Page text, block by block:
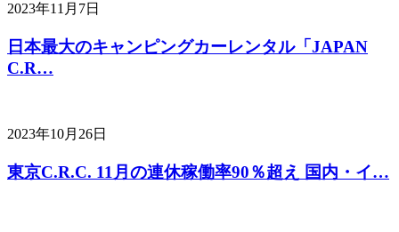
2023年11月7日
日本最大のキャンピングカーレンタル「JAPAN
C.R…
2023年10月26日
東京C.R.C. 11月の連休稼働率90％超え 国内・イ…